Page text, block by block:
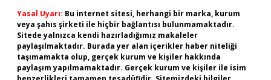
Yasal Uyarı: Bu internet sitesi, herhangi bir marka, kurum
veya şahıs şirketi ile hiçbir bağlantısı bulunmamaktadır.
Sitede yalnızca kendi hazırladığımız makaleler
paylaşılmaktadır. Burada yer alan içerikler haber niteliği
taşımamakta olup, gerçek kurum ve kişiler hakkında
paylaşım yapılmamaktadır. Gerçek kurum ve kişiler ile isim